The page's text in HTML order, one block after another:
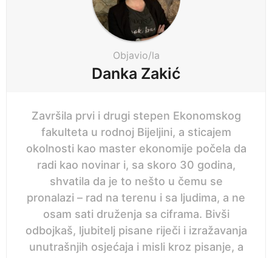
Objavio/la
Danka Zakić
Završila prvi i drugi stepen Ekonomskog
fakulteta u rodnoj Bijeljini, a sticajem
okolnosti kao master ekonomije počela da
radi kao novinar i, sa skoro 30 godina,
shvatila da je to nešto u čemu se
pronalazi – rad na terenu i sa ljudima, a ne
osam sati druženja sa ciframa. Bivši
odbojkaš, ljubitelj pisane riječi i izražavanja
unutrašnjih osjećaja i misli kroz pisanje, a